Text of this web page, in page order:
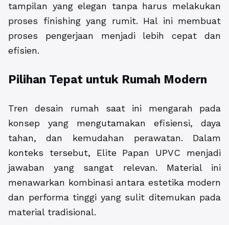
tampilan yang elegan tanpa harus melakukan
proses finishing yang rumit. Hal ini membuat
proses pengerjaan menjadi lebih cepat dan
efisien.
Pilihan Tepat untuk Rumah Modern
Tren desain rumah saat ini mengarah pada
konsep yang mengutamakan efisiensi, daya
tahan, dan kemudahan perawatan. Dalam
konteks tersebut, Elite Papan UPVC menjadi
jawaban yang sangat relevan. Material ini
menawarkan kombinasi antara estetika modern
dan performa tinggi yang sulit ditemukan pada
material tradisional.